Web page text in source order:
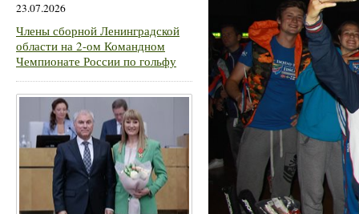
23.07.2026
Члены сборной Ленинградской
области на 2-ом Командном
Чемпионате России по гольфу